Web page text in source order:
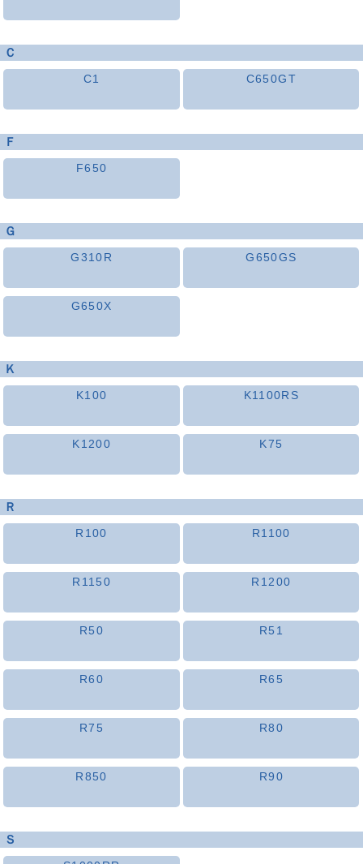
Ｃ
C1 C650GT
Ｆ
F650
Ｇ
G310R G650GS
G650X
Ｋ
K100 K1100RS
K1200 K75
Ｒ
R100 R1100
R1150 R1200
R50 R51
R60 R65
R75 R80
R850 R90
Ｓ